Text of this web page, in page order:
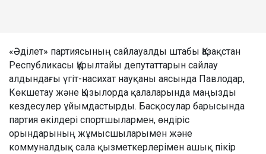
«Әділет» партиясының сайлауалды штабы Қазақстан
Республикасы Құрылтайы депутаттарын сайлау
алдындағы үгіт-насихат науқаны аясында Павлодар,
Көкшетау және Қызылорда қалаларында маңызды
кездесулер ұйымдастырды. Басқосулар барысында
партия өкілдері спортшылармен, өндіріс
орындарының жұмысшыларымен және
коммуналдық сала қызметкерлерімен ашық пікір